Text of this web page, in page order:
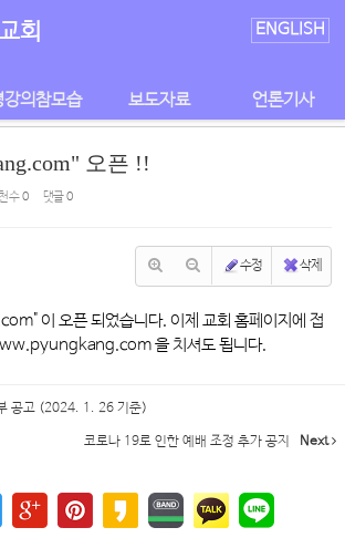
회 ENGLISH
강의참모습 보도자료 언론기사
오픈 !!
수0 댓글0
수정 삭제
이 오픈 되었습니다. 이제 교회 홈페이지에 접
을 치셔도 됩니다.
공고 (2024. 1. 26 기준)
코로나 19로 인한 예배 조정 추가 공지 Next